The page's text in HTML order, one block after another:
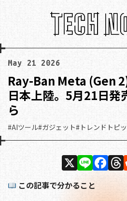
May 21 2026
Ray-Ban Meta (Gen
日本上陸。5月21日
ら
#AIツール#ガジェット#トレンドトピ
X Li
n
e
F
a
c
この記事で分かること